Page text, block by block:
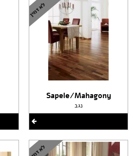
Sapele/Mahagony
נגב